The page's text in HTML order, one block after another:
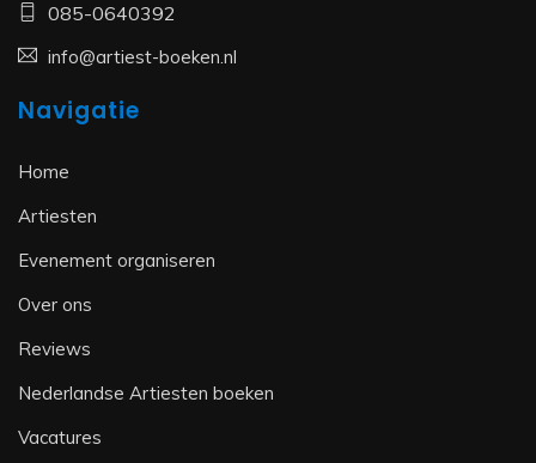
085-0640392
info@artiest-boeken.nl
Navigatie
Home
Artiesten
Evenement organiseren
Over ons
Reviews
Nederlandse Artiesten boeken
Vacatures